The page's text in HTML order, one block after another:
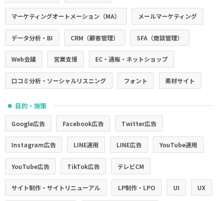
マーケティングオートメーション（MA） メールマーケティング
データ分析・BI CRM（顧客管理） SFA（商談管理）
Web会議 営業支援 EC・通販・ネットショップ
口コミ分析・ソーシャルリスニング フォント 素材サイト
● 目的・施策
Google広告 Facebook広告 Twitter広告
Instagram広告 LINE運用 LINE広告 YouTube運用
YouTube広告 TikTok広告 テレビCM
サイト制作・サイトリニューアル LP制作・LPO UI UX